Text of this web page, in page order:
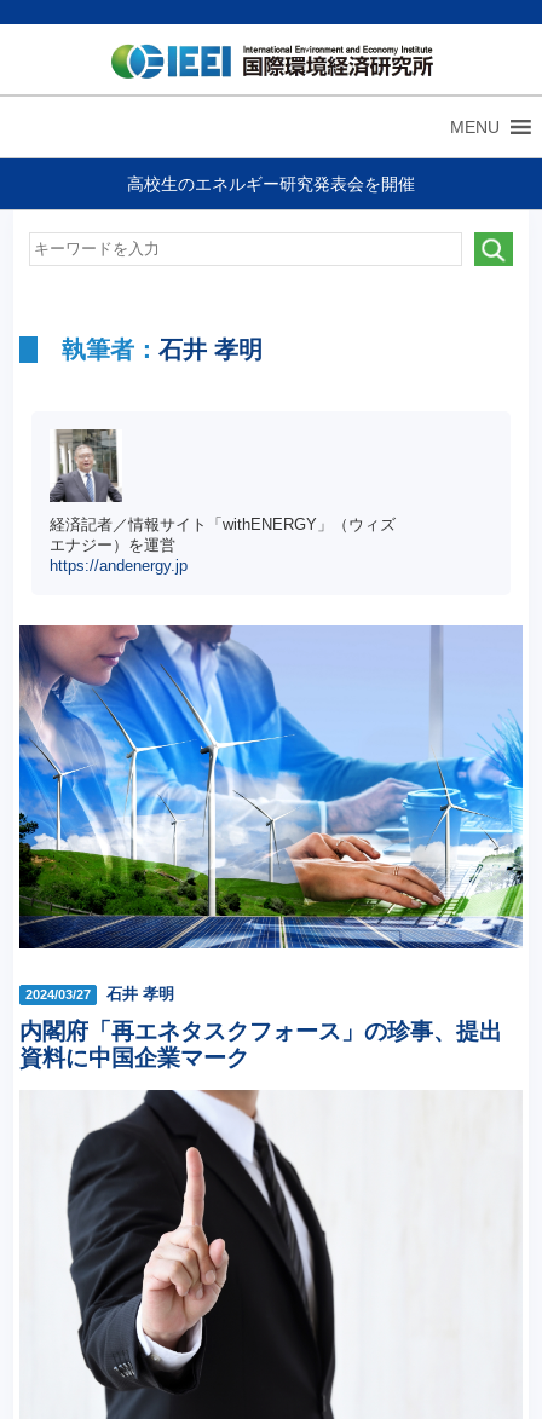
MENU
高校生のエネルギー研究発表会を開催
執筆者： 石井 孝明
経済記者／情報サイト「withENERGY」（ウィズ
エナジー）を運営
https://andenergy.jp
2024/03/27 石井 孝明
内閣府「再エネタスクフォース」の珍事、提出
資料に中国企業マーク